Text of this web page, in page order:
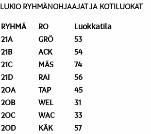
LUKIO RYHMÄNOHJAAJAT JA KOTILUOKAT
RYHMÄ RO
Luokkatila
21A
GRÖ
53
21B
ACK
54
21C
MÄS
74
21D
RAI
56
20A
TAP
45
20B
WEL
31
20C
WAC
33
20D
KÄK
57